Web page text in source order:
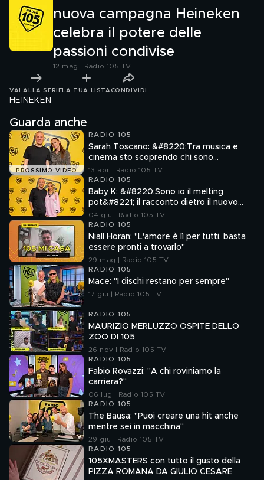
nuova campagna Heineken
celebra il potere delle
passioni condivise
12 mag | Radio 105 TV
VAI ALLA SERIE LA TUA LISTA CONDIVIDI
HEINEKEN
Guarda anche
PROSSIMO VIDEO
RADIO 105
Sarah Toscano: &#8220;Tra musica e
cinema sto scoprendo chi sono
davvero&#8221;
13 apr | Radio 105 TV
RADIO 105
Baby K: &#8220;Sono io il melting
pot&#8221; il racconto dietro il nuovo
singolo TUCAMACARENA
04 giu | Radio 105 TV
RADIO 105
Niall Horan: "L'amore è lì per tutti, basta
essere pronti a trovarlo"
29 mag | Radio 105 TV
RADIO 105
Mace: "I dischi restano per sempre"
17 giu | Radio 105 TV
RADIO 105
MAURIZIO MERLUZZO OSPITE DELLO
ZOO DI 105
26 nov | Radio 105 TV
RADIO 105
Fabio Rovazzi: "A chi roviniamo la
carriera?"
06 lug | Radio 105 TV
RADIO 105
The Bausa: "Puoi creare una hit anche
mentre sei in macchina"
29 giu | Radio 105 TV
RADIO 105
105XMASTERS con tutto il gusto della
PIZZA ROMANA DA GIULIO CESARE